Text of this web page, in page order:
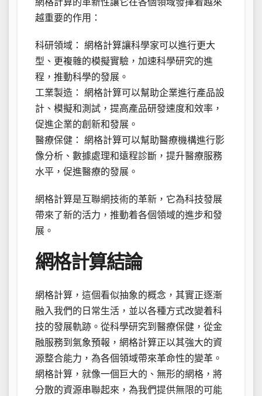
網格計算的革新性讓它在各個領域發揮着越來
越重要的作用：
科研領域： 網格計算讓科學家可以進行更大
型、更複雜的模擬實驗，加速科學研究的進
程，推動科學的發展。
工業製造： 網格計算可以幫助企業進行產品設
計、模擬和測試，提高產品研發速度和效率，
促進企業的創新和發展。
醫療保健： 網格計算可以幫助醫療機構進行影
像分析、數據處理和遠程診斷，提升醫療服務
水平，促進醫療的發展。
網格計算是互聯網技術的革新，它為科技發展
帶來了新的活力，推動着各個領域的進步和發
展。
網格計算結論
網格計算，這個看似抽象的概念，其實正逐漸
融入我們的日常生活，並以各種方式改變着科
技的發展軌跡。從科學研究到醫療保健，從金
融服務到氣象預報，網格計算正以其強大的資
源整合能力，為各個領域帶來革命性的變革。
網格計算，就像一個巨大的、無形的網格，將
分散的資源串聯起來，為我們提供無限的可能